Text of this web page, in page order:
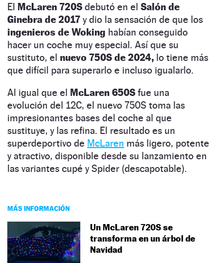
El McLaren 720S debutó en el Salón de
Ginebra de 2017 y dio la sensación de que los
ingenieros de Woking habían conseguido
hacer un coche muy especial. Así que su
sustituto, el nuevo 750S de 2024, lo tiene más
que difícil para superarlo e incluso igualarlo.
Al igual que el McLaren 650S fue una
evolución del 12C, el nuevo 750S toma las
impresionantes bases del coche al que
sustituye, y las refina. El resultado es un
superdeportivo de McLaren más ligero, potente
y atractivo, disponible desde su lanzamiento en
las variantes cupé y Spider (descapotable).
MÁS INFORMACIÓN
Un McLaren 720S se
transforma en un árbol de
Navidad